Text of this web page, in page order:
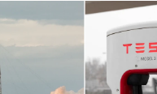
營收創今年新高 前7月獲
客運總裁逝世！少東涉洗
堂畫面曝